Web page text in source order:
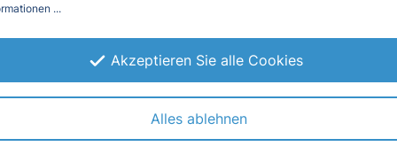
herkömmlichen Renovierung.
und Kanten
Gelbfärbung und andere Veränderungen im Aussehen.
Schimmelbildung und Fleckenbildung.
...
Akzeptieren Sie alle Cookies
Alles ablehnen